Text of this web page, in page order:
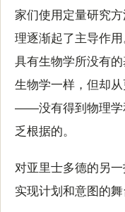
家们使用定量研究
理逐渐起了主导作
具有生物学所没有
生物学一样，但却
——没有得到物理学
乏根据的。
对亚里士多德的另
实现计划和意图的舞